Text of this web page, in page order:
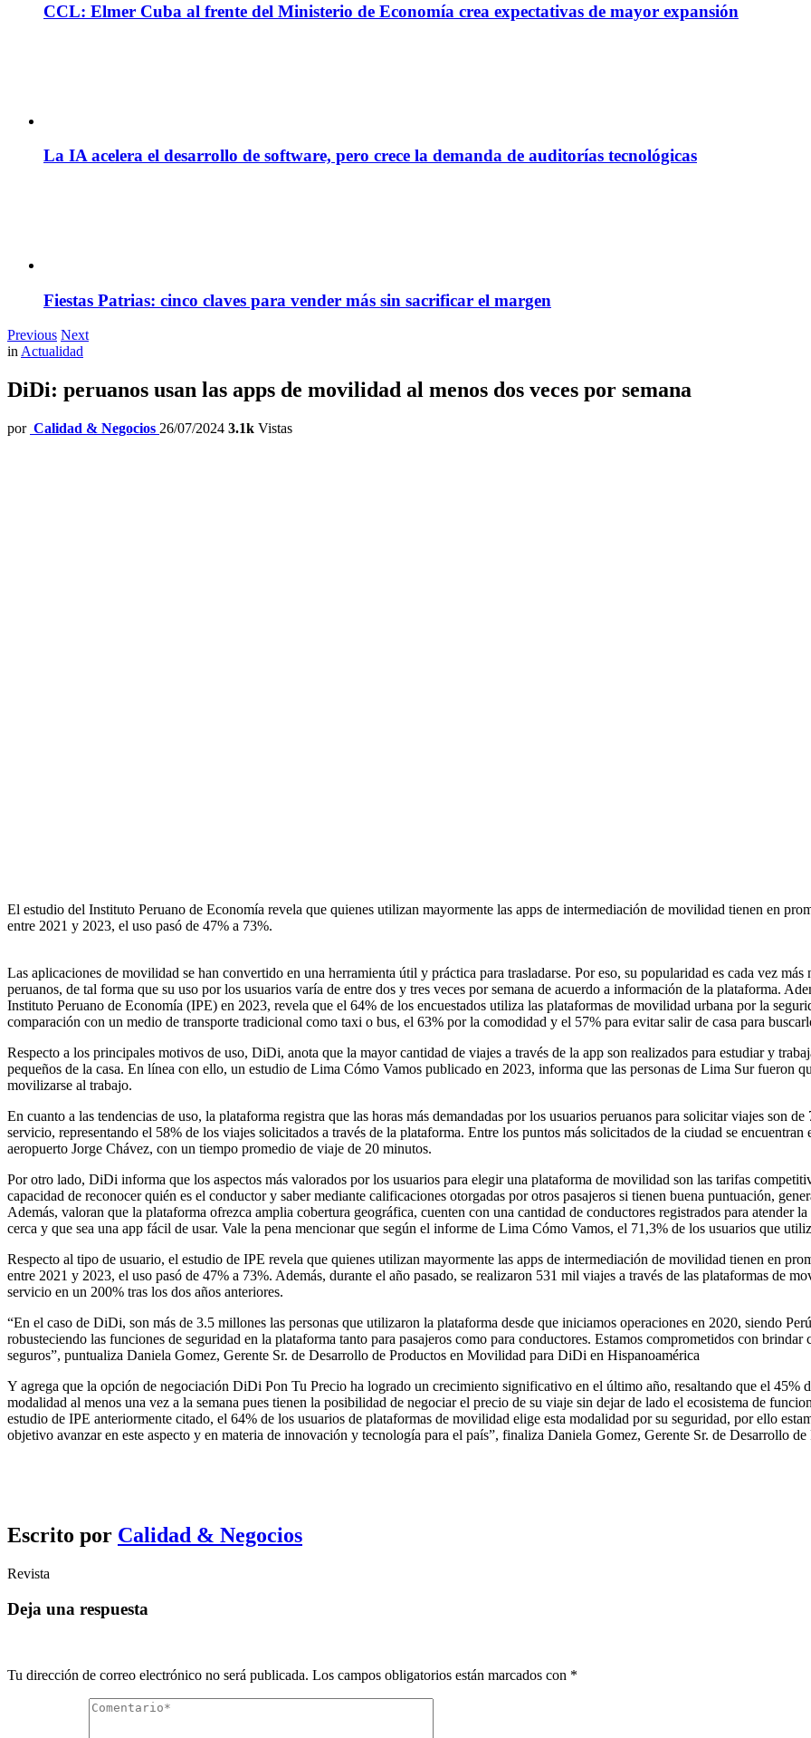
CCL: Elmer Cuba al frente del Ministerio de Economía crea expectativas de mayor expansión
La IA acelera el desarrollo de software, pero crece la demanda de auditorías tecnológicas
Fiestas Patrias: cinco claves para vender más sin sacrificar el margen
Previous Next
inActualidad
DiDi: peruanos usan las apps de movilidad al menos dos veces por semana
por Calidad & Negocios 26/07/2024 3.1k Vistas
El estudio del Instituto Peruano de Economía revela que quienes utilizan mayormente las apps de intermediación de movilidad tienen en
entre 2021 y 2023, el uso pasó de 47% a 73%.
Las aplicaciones de movilidad se han convertido en una herramienta útil y práctica para trasladarse. Por eso, su popularidad es cada vez más
peruanos, de tal forma que su uso por los usuarios varía de entre dos y tres veces por semana de acuerdo a información de la plataforma.
Instituto Peruano de Economía (IPE) en 2023, revela que el 64% de los encuestados utiliza las plataformas de movilidad urbana por la
comparación con un medio de transporte tradicional como taxi o bus, el 63% por la comodidad y el 57% para evitar salir de casa para
Respecto a los principales motivos de uso, DiDi, anota que la mayor cantidad de viajes a través de la app son realizados para estudiar y
pequeños de la casa. En línea con ello, un estudio de Lima Cómo Vamos publicado en 2023, informa que las personas de Lima Sur fueron
movilizarse al trabajo.
En cuanto a las tendencias de uso, la plataforma registra que las horas más demandadas por los usuarios peruanos para solicitar viajes son
servicio, representando el 58% de los viajes solicitados a través de la plataforma. Entre los puntos más solicitados de la ciudad se
aeropuerto Jorge Chávez, con un tiempo promedio de viaje de 20 minutos.
Por otro lado, DiDi informa que los aspectos más valorados por los usuarios para elegir una plataforma de movilidad son las tarifas
capacidad de reconocer quién es el conductor y saber mediante calificaciones otorgadas por otros pasajeros si tienen buena puntuación,
Además, valoran que la plataforma ofrezca amplia cobertura geográfica, cuenten con una cantidad de conductores registrados para atender
cerca y que sea una app fácil de usar. Vale la pena mencionar que según el informe de Lima Cómo Vamos, el 71,3% de los usuarios que
Respecto al tipo de usuario, el estudio de IPE revela que quienes utilizan mayormente las apps de intermediación de movilidad tienen en
entre 2021 y 2023, el uso pasó de 47% a 73%. Además, durante el año pasado, se realizaron 531 mil viajes a través de las plataformas de
servicio en un 200% tras los dos años anteriores.
“En el caso de DiDi, son más de 3.5 millones las personas que utilizaron la plataforma desde que iniciamos operaciones en 2020, siendo
robusteciendo las funciones de seguridad en la plataforma tanto para pasajeros como para conductores. Estamos comprometidos con
seguros”, puntualiza Daniela Gomez, Gerente Sr. de Desarrollo de Productos en Movilidad para DiDi en Hispanoamérica
Y agrega que la opción de negociación DiDi Pon Tu Precio ha logrado un crecimiento significativo en el último año, resaltando que el 45%
modalidad al menos una vez a la semana pues tienen la posibilidad de negociar el precio de su viaje sin dejar de lado el ecosistema de
estudio de IPE anteriormente citado, el 64% de los usuarios de plataformas de movilidad elige esta modalidad por su seguridad, por ello
objetivo avanzar en este aspecto y en materia de innovación y tecnología para el país”, finaliza Daniela Gomez, Gerente Sr. de Desarrollo
Escrito por Calidad & Negocios
Revista
Deja una respuesta
Tu dirección de correo electrónico no será publicada. Los campos obligatorios están marcados con *